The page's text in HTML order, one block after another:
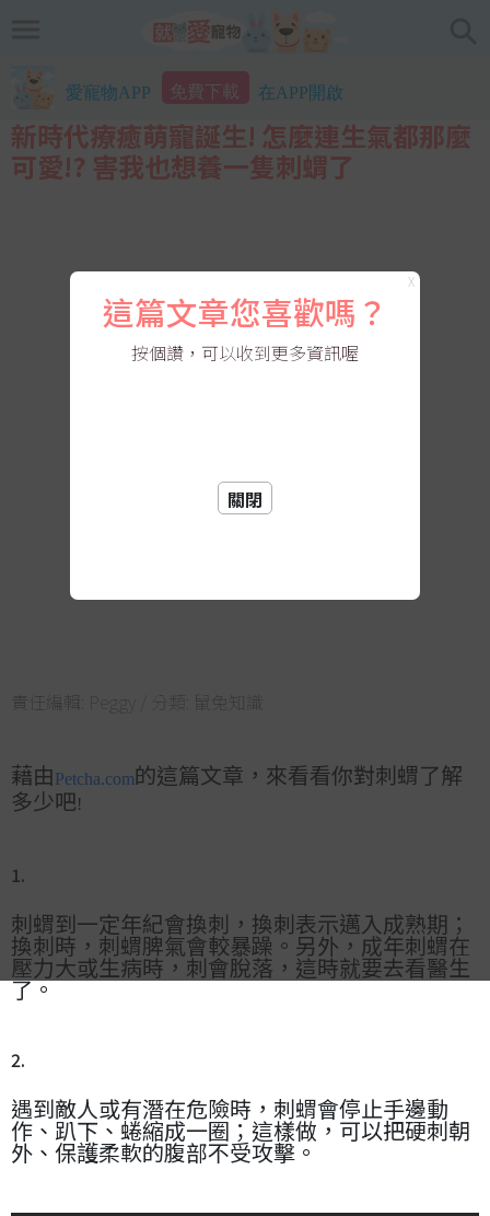
愛寵物APP 免費下載 在APP開啟
新時代療癒萌寵誕生! 怎麼連生氣都那麼
可愛!? 害我也想養一隻刺蝟了
責任編輯: Peggy / 分類: 鼠兔知識
藉由 Petcha.com的這篇文章，來看看你對刺蝟了解
多少吧!
1.
刺蝟到一定年紀會換刺，換刺表示邁入成熟期；
換刺時，刺蝟脾氣會較暴躁。另外，成年刺蝟在
壓力大或生病時，刺會脫落，這時就要去看醫生
了。
2.
遇到敵人或有潛在危險時，刺蝟會停止手邊動
作、趴下、蜷縮成一圈；這樣做，可以把硬刺朝
外、保護柔軟的腹部不受攻擊。
X
這篇文章您喜歡嗎？
按個讚，可以收到更多資訊喔
關閉